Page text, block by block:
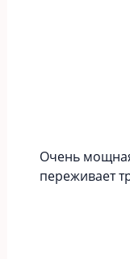
Очень
переживает